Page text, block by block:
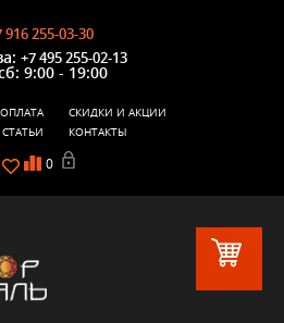
916 255-03-30
+7 495 255-02-13
9:00 - 19:00
0
СКИДКИ И АКЦИИ
СТАТЬИ
КОНТАКТЫ